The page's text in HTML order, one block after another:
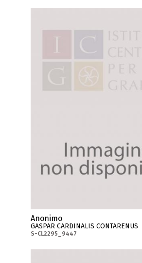
Anonimo
GASPAR CARDINALIS CONTARENUS
S-CL2295_9447